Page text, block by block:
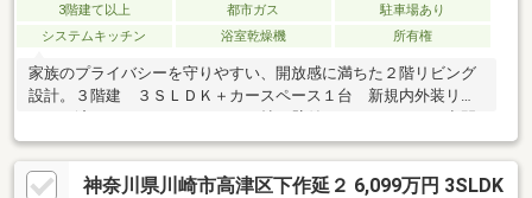
3階建て以上 都市ガス
駐車場あり
システムキッチン
浴室乾燥機 所有権
家族のプライバシーを守りやすい、開放感に満ちた２階リビング
設計。３階建 ３ＳＬＤＫ＋カースペース１台 新規内外装リフ
を広く使えます。全居室６帖以上かつ２面採光。「梶ヶ谷」駅ま
で徒歩７分の立地。
神奈川県川崎市高津区下作延２ 6,099万円 3SLDK